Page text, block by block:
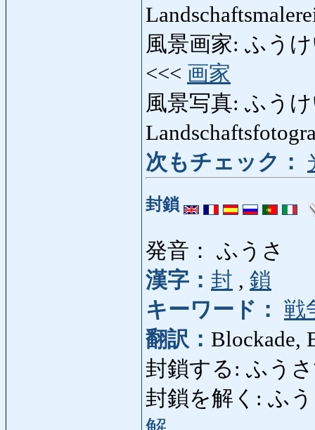
風景画家: ふうけ
<<< 画家
風景写真: ふうけ
次もチェック：
封鎖
発音： ふうさ
漢字： 封 , 鎖
キーワード： 戦
翻訳： Blockade,
封鎖する: ふうさ
封鎖を解く: ふう